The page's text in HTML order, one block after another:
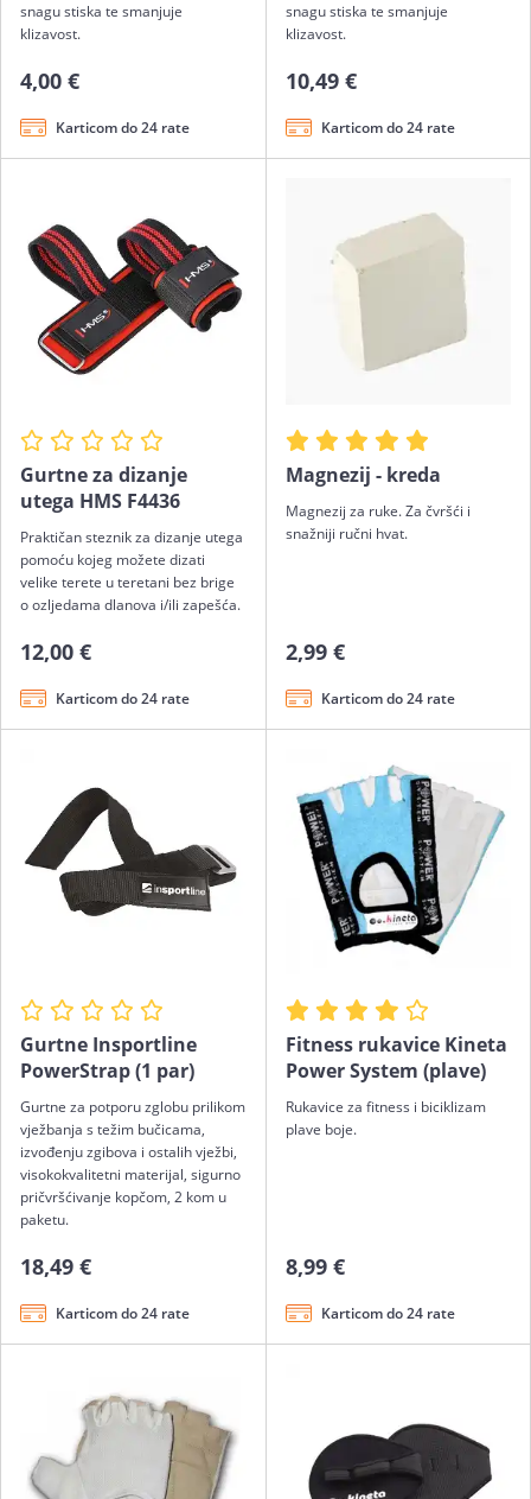
snagu stiska te smanjuje
klizavost.
4,00 €
Karticom do 24 rate
snagu stiska te smanjuje
klizavost.
10,49 €
Karticom do 24 rate
Gurtne za dizanje
utega HMS F4436
Praktičan steznik za dizanje utega
pomoću kojeg možete dizati
velike terete u teretani bez brige
o ozljedama dlanova i/ili zapešća.
12,00 €
Karticom do 24 rate
Magnezij - kreda
Magnezij za ruke. Za čvršći i
snažniji ručni hvat.
2,99 €
Karticom do 24 rate
Gurtne Insportline
PowerStrap (1 par)
Gurtne za potporu zglobu prilikom
vježbanja s težim bučicama,
izvođenju zgibova i ostalih vježbi,
visokokvalitetni materijal, sigurno
pričvršćivanje kopčom, 2 kom u
paketu.
18,49 €
Karticom do 24 rate
Fitness rukavice Kineta
Power System (plave)
Rukavice za fitness i biciklizam
plave boje.
8,99 €
Karticom do 24 rate